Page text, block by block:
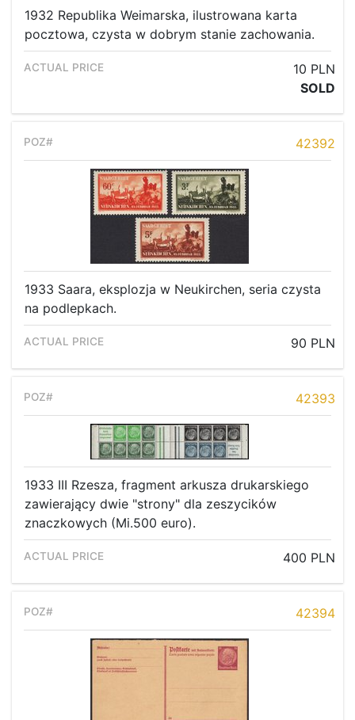
1932 Republika Weimarska, ilustrowana karta
pocztowa, czysta w dobrym stanie zachowania.
10 PLN
SOLD
42392
1933 Saara, eksplozja w Neukirchen, seria czysta
na podlepkach.
90 PLN
42393
1933 III Rzesza, fragment arkusza drukarskiego
zawierający dwie "strony" dla zeszycików
znaczkowych (Mi.500 euro).
400 PLN
42394